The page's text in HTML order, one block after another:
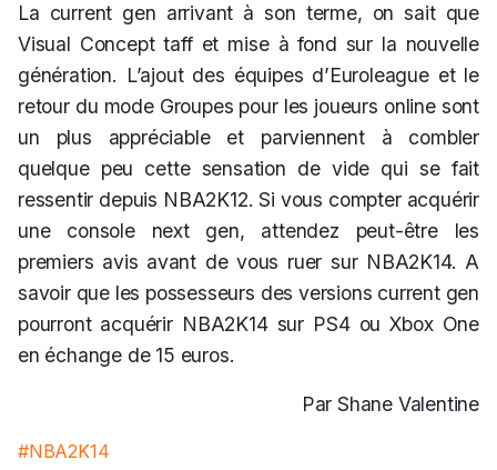
La current gen arrivant à son terme, on sait que
Visual Concept taff et mise à fond sur la nouvelle
génération. L’ajout des équipes d’Euroleague et le
retour du mode Groupes pour les joueurs online sont
un plus appréciable et parviennent à combler
quelque peu cette sensation de vide qui se fait
ressentir depuis NBA2K12. Si vous compter acquérir
une console next gen, attendez peut-être les
premiers avis avant de vous ruer sur NBA2K14. A
savoir que les possesseurs des versions current gen
pourront acquérir NBA2K14 sur PS4 ou Xbox One
en échange de 15 euros.
Par Shane Valentine
#NBA2K14